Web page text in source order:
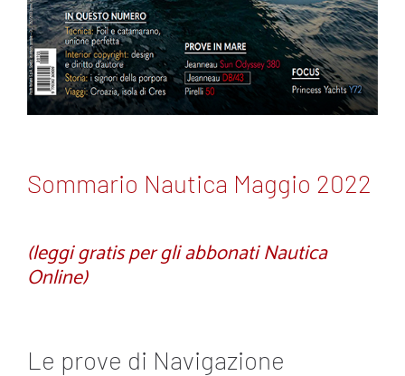
Sommario Nautica Maggio 2022
(leggi gratis per gli abbonati Nautica
Online)
Le prove di Navigazione